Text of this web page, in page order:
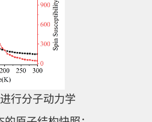
行分子动力学